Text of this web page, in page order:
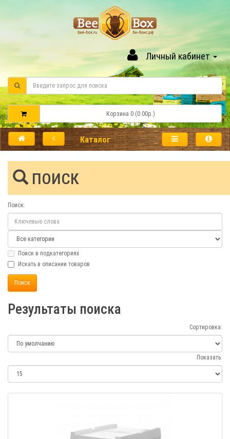
Личный кабинет
Корзина 0 (0.00р.)
Каталог
ПОИСК
Поиск:
Поиск в подкатегориях
Искать в описании товаров
Результаты поиска
Сортировка:
Показать: